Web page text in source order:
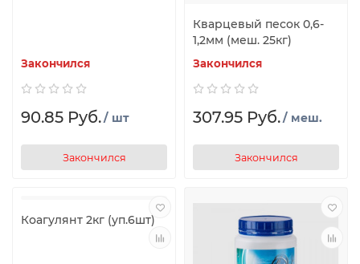
Закончился
90.85 Руб./ шт
Закончился
Кварцевый песок 0,6-
1,2мм (меш. 25кг)
Закончился
307.95 Руб./ меш.
Закончился
Коагулянт 2кг (уп.6шт)